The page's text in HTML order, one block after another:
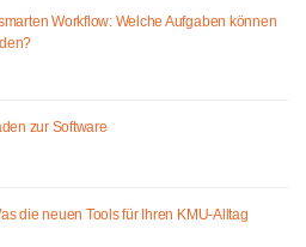
Workflow: Welche Aufgaben können
zur Software
die neuen Tools für Ihren KMU-Alltag